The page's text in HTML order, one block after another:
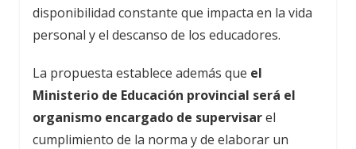
disponibilidad constante que impacta en la vida
personal y el descanso de los educadores.
La propuesta establece además que el
Ministerio de Educación provincial será el
organismo encargado de supervisarel
cumplimiento de la norma y de elaborar un